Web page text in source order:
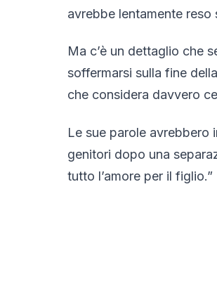
avrebbe lentamente
Ma c’è un dettaglio che
soffermarsi sulla fine
che considera davvero
Le sue parole avrebbero
genitori dopo una
tutto l’amore per il figlio.”